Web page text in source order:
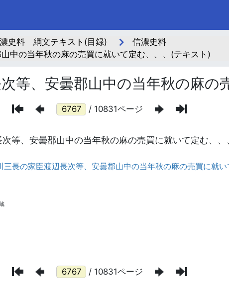
史料 綱文テキスト(目録)
信濃史料
中の当年秋の麻の売買に就いて定む、、、(テキスト)
、安曇郡山中の当年秋の麻の
/ 10831ページ
/ 10831ページ